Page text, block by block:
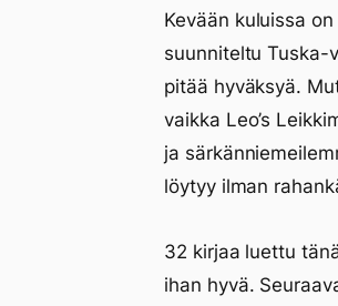
Kevään kuluissa
suunniteltu Tuska-
pitää hyväksyä.
vaikka Leo’s
ja
löytyy ilman
32 kirjaa luettu
ihan hyvä.